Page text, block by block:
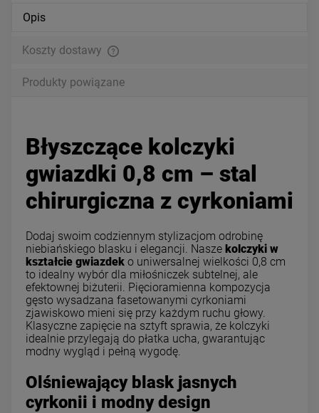
Opis
Koszty dostawy
Produkty powiązane
Błyszczące kolczyki
gwiazdki 0,8 cm – stal
chirurgiczna z cyrkoniami
Dodaj swoim codziennym stylizacjom odrobinę
niebiańskiego blasku i elegancji. Nasze kolczyki w
kształcie gwiazdek o uniwersalnej wielkości 0,8 cm
to idealny wybór dla miłośniczek subtelnej, ale
efektownej biżuterii. Pięcioramienna kompozycja
gęsto wysadzana fasetowanymi cyrkoniami
zjawiskowo mieni się przy każdym ruchu głowy.
Klasyczne zapięcie na sztyft sprawia, że kolczyki
idealnie przylegają do płatka ucha, gwarantując
modny wygląd i pełną wygodę.
Olśniewający blask jasnych
cyrkonii i modny design